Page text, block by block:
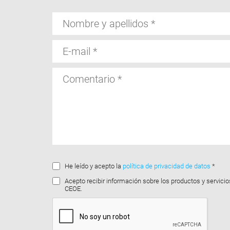
apellidos
mail
He leído y acepto la política de privacidad de datos *
Acepto recibir información sobre los productos y
CEOE.